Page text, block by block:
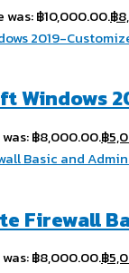
฿10,000.00.฿
Windows
฿8,000.00.฿
Firewall
฿8,000.00.฿